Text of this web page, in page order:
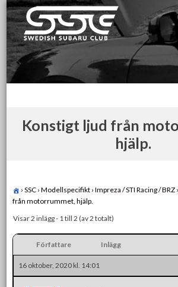
Skip
to
content
Swedish Subaru Club
För oss som älskar Subaru!
Konstigt ljud från
hjälp.
› SSC › Modellspecifikt › Impreza / STI Racing / BRZ ›
från motorrummet, hjälp.
Visar 2 inlägg - 1 till 2 (av 2 totalt)
Författare Inlägg
16 oktober, 2020 kl. 14:01